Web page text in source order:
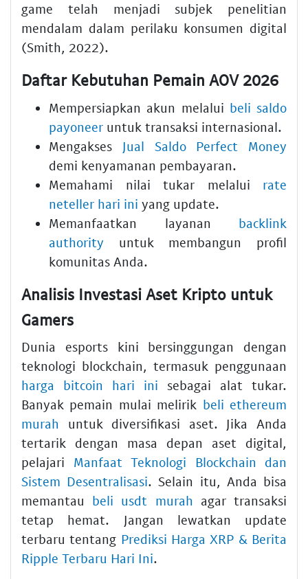
game telah menjadi subjek penelitian
mendalam dalam perilaku konsumen digital
(Smith, 2022).
Daftar Kebutuhan Pemain AOV 2026
Mempersiapkan akun melalui beli saldo
payoneer untuk transaksi internasional.
Mengakses Jual Saldo Perfect Money
demi kenyamanan pembayaran.
Memahami nilai tukar melalui rate
neteller hari ini yang update.
Memanfaatkan layanan backlink
authority untuk membangun profil
komunitas Anda.
Analisis Investasi Aset Kripto untuk
Gamers
Dunia esports kini bersinggungan dengan
teknologi blockchain, termasuk penggunaan
harga bitcoin hari ini sebagai alat tukar.
Banyak pemain mulai melirik beli ethereum
murah untuk diversifikasi aset. Jika Anda
tertarik dengan masa depan aset digital,
pelajari Manfaat Teknologi Blockchain dan
Sistem Desentralisasi. Selain itu, Anda bisa
memantau beli usdt murah agar transaksi
tetap hemat. Jangan lewatkan update
terbaru tentang Prediksi Harga XRP & Berita
Ripple Terbaru Hari Ini.